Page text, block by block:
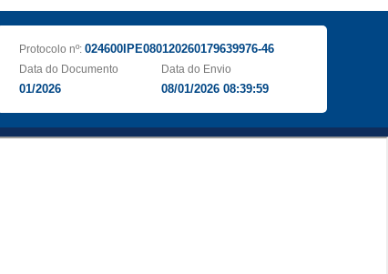
Protocolo nº: 024600IPE080120260179639976-46
Data do Documento
01/2026
Data do Envio
08/01/2026 08:39:59